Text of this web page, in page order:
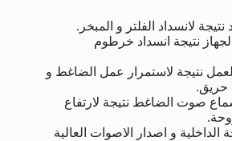
لانسداد الفلتر و المبخر.
نتيجة انسداد خرطوم
نتيجة لاستمرار عمل الضاغط و
حريق.
صوت الضاغط نتيجة لارتفاع
و اصدار الاصوات العالية